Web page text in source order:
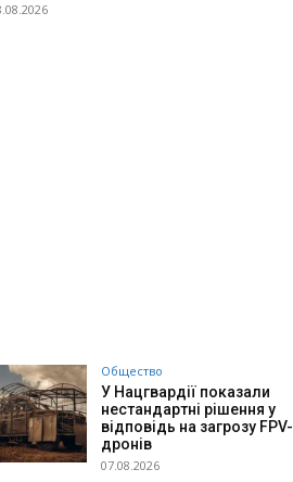
Общество
У Нацгвардії показали
нестандартні рішення у
відповідь на загрозу FPV-
дронів
07.08.2026